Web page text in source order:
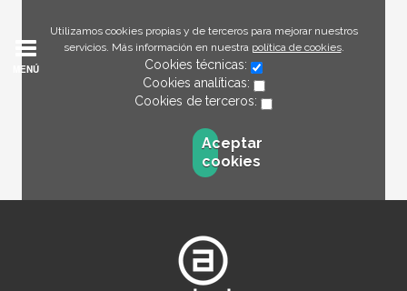
Utilizamos cookies propias y de terceros para mejorar nuestros
servicios. Más información en nuestra política de cookies.
Cookies técnicas:
Cookies analíticas:
Cookies de terceros:
Aceptar
cookies
MENÚ